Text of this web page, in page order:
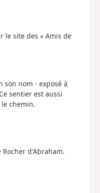
le site des « Amis de
son nom - exposé à
sentier est aussi
chemin.
d'Abraham.